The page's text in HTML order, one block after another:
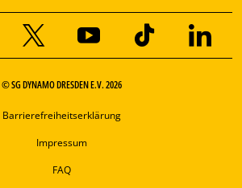
© SG DYNAMO DRESDEN E.V. 2026
Barrierefreiheitserklärung
Impressum
FAQ